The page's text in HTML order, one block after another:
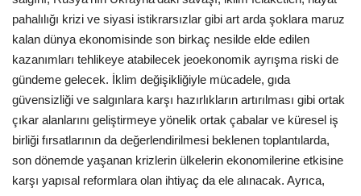
pahalılığı krizi ve siyasi istikrarsızlar gibi art arda şoklara maruz
kalan dünya ekonomisinde son birkaç nesilde elde edilen
kazanımları tehlikeye atabilecek jeoekonomik ayrışma riski de
gündeme gelecek. İklim değişikliğiyle mücadele, gıda
güvensizliği ve salgınlara karşı hazırlıkların artırılması gibi ortak
çıkar alanlarını geliştirmeye yönelik ortak çabalar ve küresel iş
birliği fırsatlarının da değerlendirilmesi beklenen toplantılarda,
son dönemde yaşanan krizlerin ülkelerin ekonomilerine etkisine
karşı yapısal reformlara olan ihtiyaç da ele alınacak. Ayrıca,